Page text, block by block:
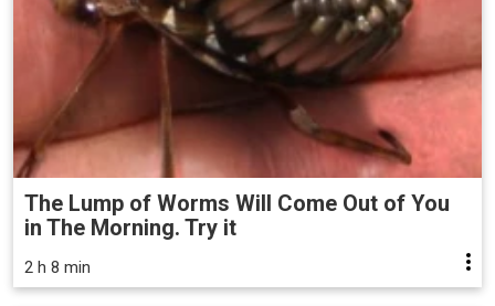
The Lump of Worms Will Come Out of You
in The Morning. Try it
2 h 8 min